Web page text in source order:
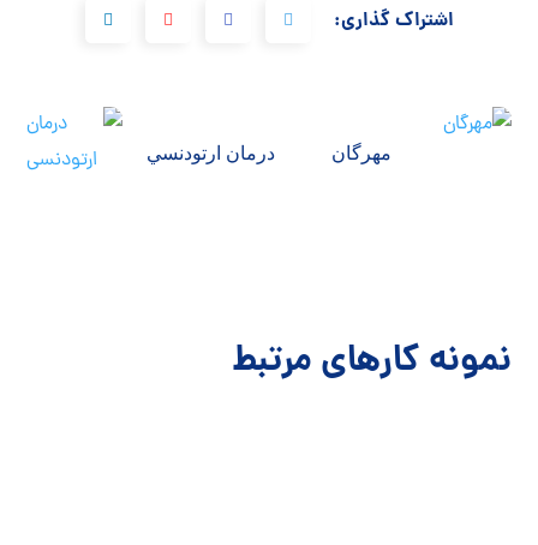
اشتراک گذاری:
مهرگان درمان ارتودنسي
نمونه کارهای مرتبط